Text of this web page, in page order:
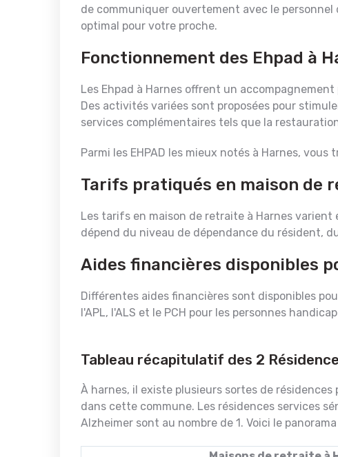
de communiquer ouvertement avec le
optimal pour votre proche.
Fonctionnement des Ehpad à
Les Ehpad à Harnes offrent un
Des activités variées sont proposées pour
services complémentaires tels que la
Parmi les EHPAD les mieux notés à Harnes, vous
Tarifs pratiqués en maison de
Les tarifs en maison de retraite à Harnes
dépend du niveau de dépendance du résident,
Aides financières disponibles
Différentes aides financières sont disponibles
l'APL, l'ALS et le PCH pour les personnes
Tableau récapitulatif des 2
À harnes, il existe plusieurs sortes de
dans cette commune. Les résidences services
Alzheimer sont au nombre de 1. Voici le